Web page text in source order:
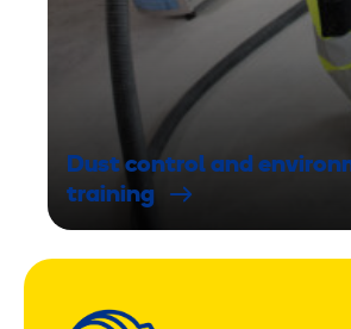
Dust control and
training